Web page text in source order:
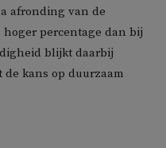
afronding van de
percentage dan bij
blijkt daarbij
kans op duurzaam